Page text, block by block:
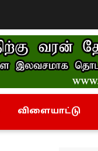
விளையாட்டு